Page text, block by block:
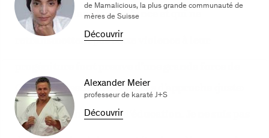
la violence dans leur enfance et qui ne
retransmettent pas cette violence à leur
caractère.
Certains disent qu’il n’y a pas d’approche ‹juste›
ou ‹fausse› en matière d’éducation. Je ne suis pas
de Mamalicious, la plus grande communauté de
mères de Suisse
Découvrir
Alexander Meier
professeur de karaté J+S
Découvrir